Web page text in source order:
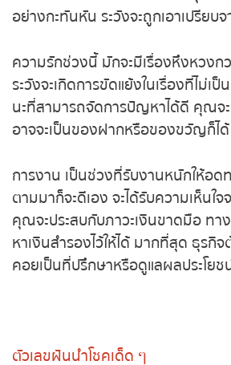
หวยหุ้นนิเคอิ บ่าย
หวยหุ้นฮั่งเส็ง เช้า
หวยหุ้นฮั่งเส็ง บ่าย
หวยหุ้นจีน เช้า
หวยหุ้นจีน บ่าย
หวยหุ้นสิงคโปร์
ตัว
ความรักช่วงนี้ มักจะมีเรื่องหึงหวง
เวลา ระวังจะเกิดการขัดแย้งในเรื่อง
ก็เก่งนะที่สามารถจัดการปัญหาได้ดี
คนรัก อาจจะเป็นของฝากหรือของขวั
การงาน เป็นช่วงที่รับงานหนักให้อ
ที่ตามมาก็จะดีเอง จะได้รับความเห็น
นี้คุณจะประสบกับภาวะเงินขาดมือ ท
หาเงินสำรองไว้ให้ได้ มากที่สุด ธุร
คอยเป็นที่ปรึกษาหรือดูแลผลประโยช